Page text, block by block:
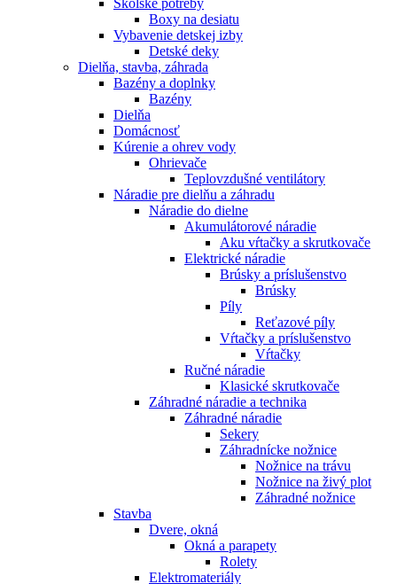
Školské potreby
Boxy na desiatu
Vybavenie detskej izby
Detské deky
Dielňa, stavba, záhrada
Bazény a doplnky
Bazény
Dielňa
Domácnosť
Kúrenie a ohrev vody
Ohrievače
Teplovzdušné ventilátory
Náradie pre dielňu a záhradu
Náradie do dielne
Akumulátorové náradie
Aku vŕtačky a skrutkovače
Elektrické náradie
Brúsky a príslušenstvo
Brúsky
Píly
Reťazové píly
Vŕtačky a príslušenstvo
Vŕtačky
Ručné náradie
Klasické skrutkovače
Záhradné náradie a technika
Záhradné náradie
Sekery
Záhradnícke nožnice
Nožnice na trávu
Nožnice na živý plot
Záhradné nožnice
Stavba
Dvere, okná
Okná a parapety
Rolety
Elektromateriály